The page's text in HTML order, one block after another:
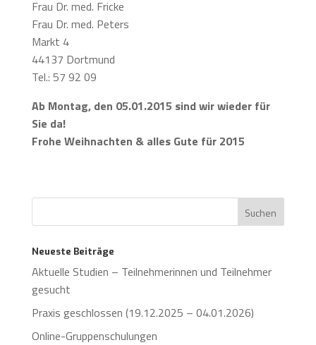
Frau Dr. med. Fricke
Frau Dr. med. Peters
Markt 4
44137 Dortmund
Tel.: 57 92 09
Ab Montag, den 05.01.2015 sind wir wieder für
Sie da!
Frohe Weihnachten & alles Gute für 2015
Neueste Beiträge
Aktuelle Studien – Teilnehmerinnen und Teilnehmer
gesucht
Praxis geschlossen (19.12.2025 – 04.01.2026)
Online-Gruppenschulungen